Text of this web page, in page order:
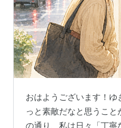
おはようございます！ゆ
っと素敵だなと思うこ
の通り、私は日々「丁